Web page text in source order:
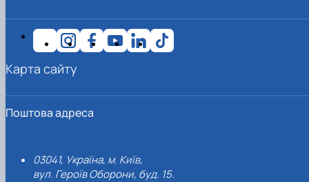
Поштова адреса
03041, Україна, м. Київ,
вул. Героїв Оборони, буд. 15.
Карта сайту